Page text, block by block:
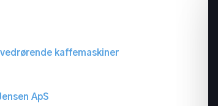
kaffemaskiner
ApS